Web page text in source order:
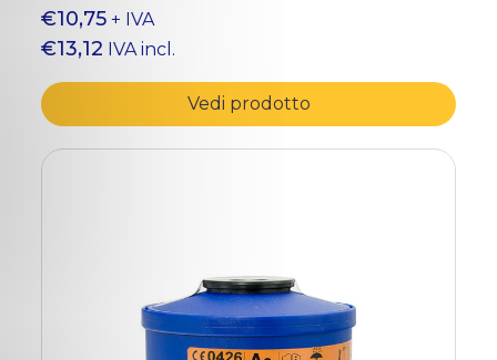
€10,75 + IVA
€13,12 IVA incl.
Vedi prodotto